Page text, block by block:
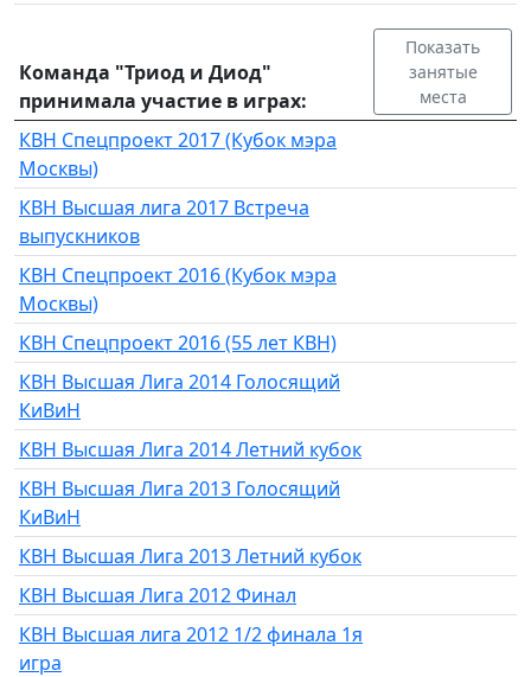
Команда "Триод и Диод"
принимала участие в играх:
Показать
занятые
места
КВН Спецпроект 2017 (Кубок мэра
Москвы)
КВН Высшая лига 2017 Встреча
выпускников
КВН Спецпроект 2016 (Кубок мэра
Москвы)
КВН Спецпроект 2016 (55 лет КВН)
КВН Высшая Лига 2014 Голосящий
КиВиН
КВН Высшая Лига 2014 Летний кубок
КВН Высшая Лига 2013 Голосящий
КиВиН
КВН Высшая Лига 2013 Летний кубок
КВН Высшая Лига 2012 Финал
КВН Высшая лига 2012 1/2 финала 1я
игра